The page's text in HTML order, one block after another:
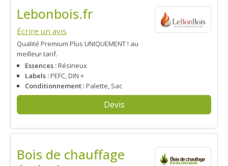
Lebonbois.fr
Écrire un avis
Qualité Premium Plus UNIQUEMENT ! au
meilleur tarif.
Essences :Résineux
Labels :PEFC, DIN +
Conditionnement :Palette, Sac
Devis
Bois de chauffage